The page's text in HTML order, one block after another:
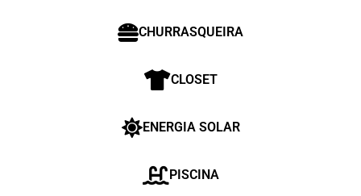
CHURRASQUEIRA
CLOSET
ENERGIA SOLAR
PISCINA